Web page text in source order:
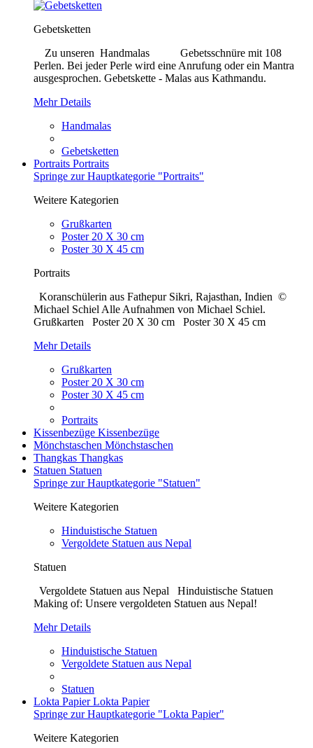
Gebetsketten
Zu unseren Handmalas Gebetsschnüre mit 108
Perlen. Bei jeder Perle wird eine Anrufung oder ein Mantra
ausgesprochen. Gebetskette - Malas aus Kathmandu.
Mehr Details
Handmalas
Gebetsketten
Portraits Portraits
Springe zur Hauptkategorie "Portraits"
Weitere Kategorien
Grußkarten
Poster 20 X 30 cm
Poster 30 X 45 cm
Portraits
Koranschülerin aus Fathepur Sikri, Rajasthan, Indien ©
Michael Schiel Alle Aufnahmen von Michael Schiel.
Grußkarten Poster 20 X 30 cm Poster 30 X 45 cm
Mehr Details
Grußkarten
Poster 20 X 30 cm
Poster 30 X 45 cm
Portraits
Kissenbezüge Kissenbezüge
Mönchstaschen Mönchstaschen
Thangkas Thangkas
Statuen Statuen
Springe zur Hauptkategorie "Statuen"
Weitere Kategorien
Hinduistische Statuen
Vergoldete Statuen aus Nepal
Statuen
Vergoldete Statuen aus Nepal Hinduistische Statuen
Making of: Unsere vergoldeten Statuen aus Nepal!
Mehr Details
Hinduistische Statuen
Vergoldete Statuen aus Nepal
Statuen
Lokta PapierLokta Papier
Springe zur Hauptkategorie "Lokta Papier"
Weitere Kategorien